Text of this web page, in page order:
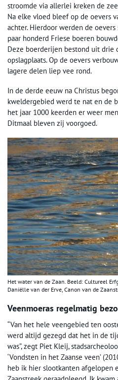
stroomde via allerlei kreken de
Na elke vloed bleef op de oevers
achter. Hierdoor werden de
paar honderd Friese boeren
Deze boerderijen bestond uit drie
opslagplaats. Op de oevers
lagere delen liep vee rond.
In de derde eeuw na Christus
kweldergebied werd te nat en de
het jaar 1000 keerden er weer
Ditmaal bleven zij voorgoed.
Het water van de Zaan. Beeld: Cultureel
Daniëlle van der Erve, Canon van de
Veenmoeras regelmatig
“Van het hele veengebied ten
werd altijd gezegd dat het in de
was”, zegt Piet Kleij,
‘Vondsten in het Zaanse veen’
heb ik hier slootkanten afgelopen